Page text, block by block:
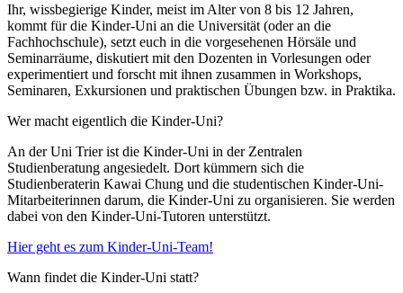
Ihr, wissbegierige Kinder, meist im Alter von 8 bis 12 Jahren,
kommt für die Kinder-Uni an die Universität (oder an die
Fachhochschule), setzt euch in die vorgesehenen Hörsäle und
Seminarräume, diskutiert mit den Dozenten in Vorlesungen oder
experimentiert und forscht mit ihnen zusammen in Workshops,
Seminaren, Exkursionen und praktischen Übungen bzw. in Praktika.
Wer macht eigentlich die Kinder-Uni?
An der Uni Trier ist die Kinder-Uni in der Zentralen
Studienberatung angesiedelt. Dort kümmern sich die
Studienberaterin Kawai Chung und die studentischen Kinder-Uni-
Mitarbeiterinnen darum, die Kinder-Uni zu organisieren. Sie werden
dabei von den Kinder-Uni-Tutoren unterstützt.
Hier geht es zum Kinder-Uni-Team!
Wann findet die Kinder-Uni statt?